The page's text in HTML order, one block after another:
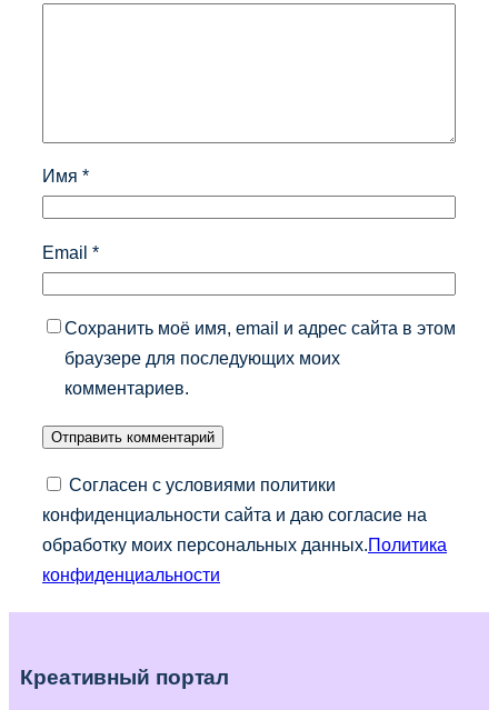
Имя *
Email *
Сохранить моё имя, email и адрес сайта в этом
браузере для последующих моих
комментариев.
Согласен с условиями политики
конфиденциальности сайта и даю согласие на
обработку моих персональных данных. Политика
конфиденциальности
Креативный портал